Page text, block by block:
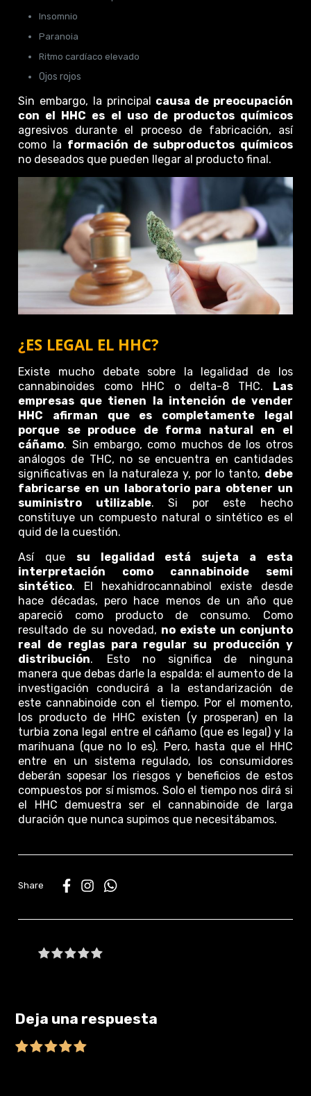
Insomnio
Paranoia
Ritmo cardíaco elevado
Ojos rojos
Sin embargo, la principal causa de preocupación
con el HHC es el uso de productos químicos
agresivos durante el proceso de fabricación, así
como la formación de subproductos químicos
no deseados que pueden llegar al producto final.
¿ES LEGAL EL HHC?
Existe mucho debate sobre la legalidad de los
cannabinoides como HHC o delta-8 THC. Las
empresas que tienen la intención de vender
HHC afirman que es completamente legal
porque se produce de forma natural en el
cáñamo. Sin embargo, como muchos de los otros
análogos de THC, no se encuentra en cantidades
significativas en la naturaleza y, por lo tanto, debe
fabricarse en un laboratorio para obtener un
suministro utilizable. Si por este hecho
constituye un compuesto natural o sintético es el
quid de la cuestión.
Así que su legalidad está sujeta a esta
interpretación como cannabinoide semi
sintético. El hexahidrocannabinol existe desde
hace décadas, pero hace menos de un año que
apareció como producto de consumo. Como
resultado de su novedad, no existe un conjunto
real de reglas para regular su producción y
distribución. Esto no significa de ninguna
manera que debas darle la espalda: el aumento de la
investigación conducirá a la estandarización de
este cannabinoide con el tiempo. Por el momento,
los producto de HHC existen (y prosperan) en la
turbia zona legal entre el cáñamo (que es legal) y la
marihuana (que no lo es). Pero, hasta que el HHC
entre en un sistema regulado, los consumidores
deberán sopesar los riesgos y beneficios de estos
compuestos por sí mismos. Solo el tiempo nos dirá si
el HHC demuestra ser el cannabinoide de larga
duración que nunca supimos que necesitábamos.
Deja una respuesta